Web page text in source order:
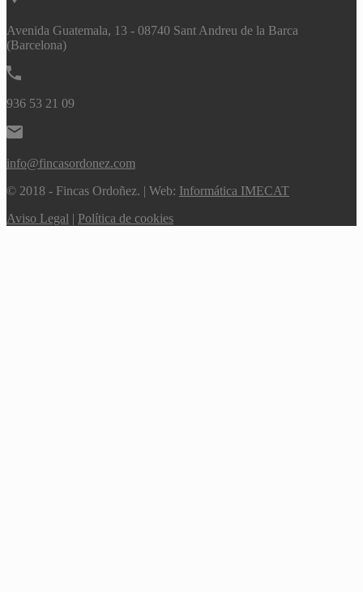
Avenida Guatemala, 13 - 08740 Sant Andreu de la Barca
(Barcelona)
936 53 21 09
info@fincasordonez.com
© 2018 - Fincas Ordoñez. | Web: Informática IMECAT
Aviso Legal | Política de cookies